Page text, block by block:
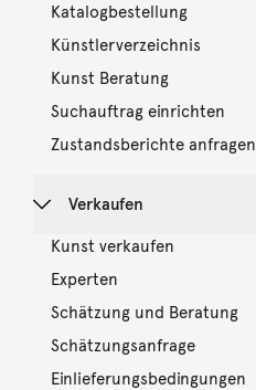
Katalogbestellung
Künstlerverzeichnis
Kunst Beratung
Suchauftrag einrichten
Zustandsberichte anfragen
Verkaufen
Kunst verkaufen
Experten
Schätzung und Beratung
Schätzungsanfrage
Einlieferungsbedingungen